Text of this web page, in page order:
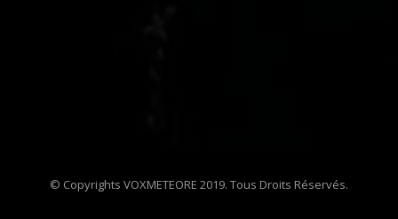
© Copyrights VOXMETEORE 2019. Tous Droits Réservés.